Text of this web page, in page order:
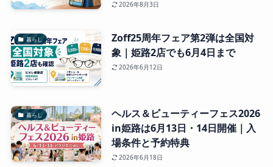
2026年8月3日
暮らし
Zoff25周年フェア第2弾は全国対
象｜姫路2店でも6月4日まで
2026年6月12日
暮らし
ヘルス＆ビューティーフェス2026
in姫路は6月13日・14日開催｜入
場条件と予約特典
2026年6月18日